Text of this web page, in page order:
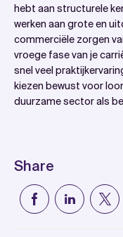
hebt aan structurele
werken aan grote en
commerciële zorgen
vroege fase van je
snel veel
kiezen bewust voor
duurzame sector als
Share